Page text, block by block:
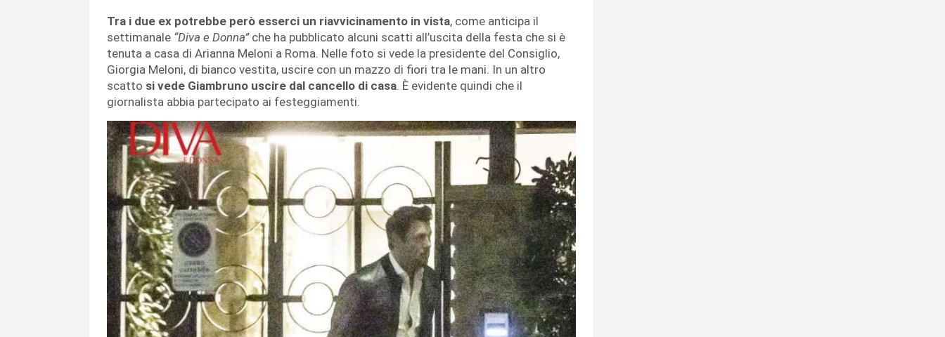
Tra i due ex potrebbe però esserci un riavvicinamento in vista, come anticipa il
settimanale “Diva e Donna”che ha pubblicato alcuni scatti all’uscita della festa che si è
tenuta a casa di Arianna Meloni a Roma. Nelle foto si vede la presidente del Consiglio,
Giorgia Meloni, di bianco vestita, uscire con un mazzo di fiori tra le mani. In un altro
scatto si vede Giambruno uscire dal cancello di casa. È evidente quindi che il
giornalista abbia partecipato ai festeggiamenti.